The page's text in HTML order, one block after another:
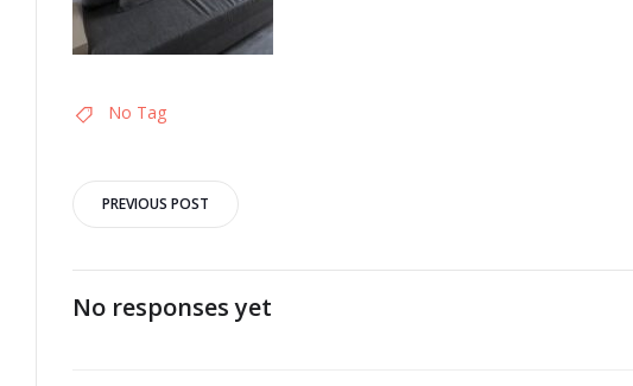
No Tag
Post
navigation
PREVIOUS POST
No responses yet